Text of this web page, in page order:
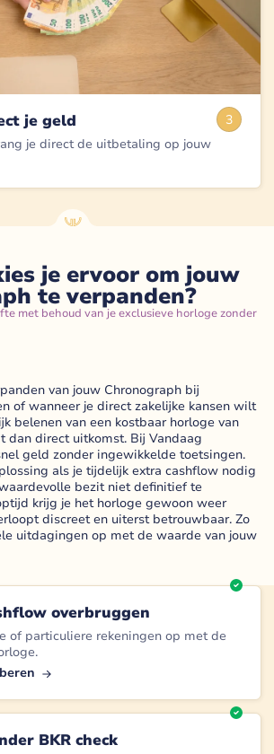
3
je geld
je direct de uitbetaling op jouw
je ervoor om jouw
te verpanden?
met behoud van je exclusieve horloge zonder
van jouw Chronograph bij
of wanneer je direct zakelijke kansen wilt
belenen van een kostbaar horloge van
dan direct uitkomst. Bij Vandaag
geld zonder ingewikkelde toetsingen.
als je tijdelijk extra cashflow nodig
bezit niet definitief te
krijg je het horloge gewoon weer
discreet en uiterst betrouwbaar. Zo
uitdagingen op met de waarde van jouw
overbruggen
of particuliere rekeningen op met de
BKR check